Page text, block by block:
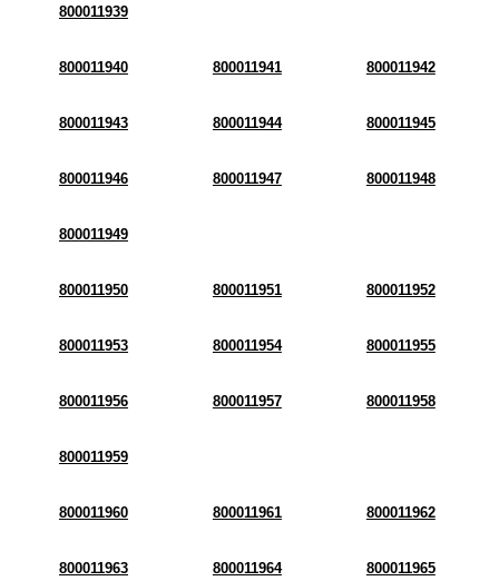
800011939
800011940 800011941 800011942
800011943 800011944 800011945
800011946 800011947 800011948
800011949
800011950 800011951 800011952
800011953 800011954 800011955
800011956 800011957 800011958
800011959
800011960 800011961 800011962
800011963 800011964 800011965